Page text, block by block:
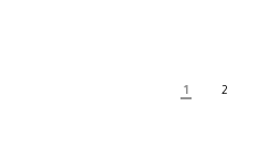
1 2